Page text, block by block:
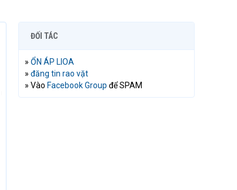
ĐỐI TÁC
» ỔN ÁP LIOA
» đăng tin rao vặt
» Vào Facebook Group để SPAM